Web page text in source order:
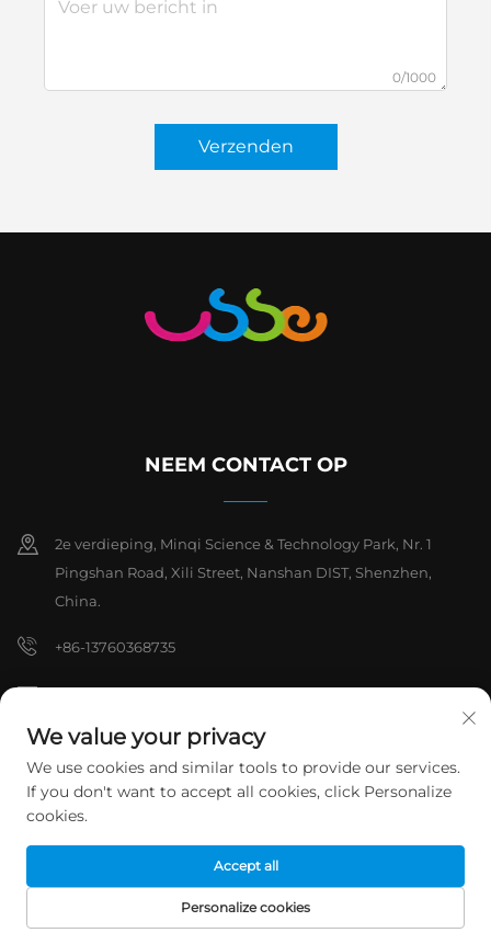
0/1000
Verzenden
NEEM CONTACT OP
2e verdieping, Minqi Science & Technology Park, Nr. 1
Pingshan Road, Xili Street, Nanshan DIST, Shenzhen,
China.
+86-13760368735
Copyright © 2026 Shenzhen Hanchuan Industrial Co,.Ltd. Alle
rechten voorbehouden. Privacybeleid
We value your privacy
We use cookies and similar tools to provide our services.
If you don't want to accept all cookies, click Personalize
cookies.
Personalize cookies
Accept all